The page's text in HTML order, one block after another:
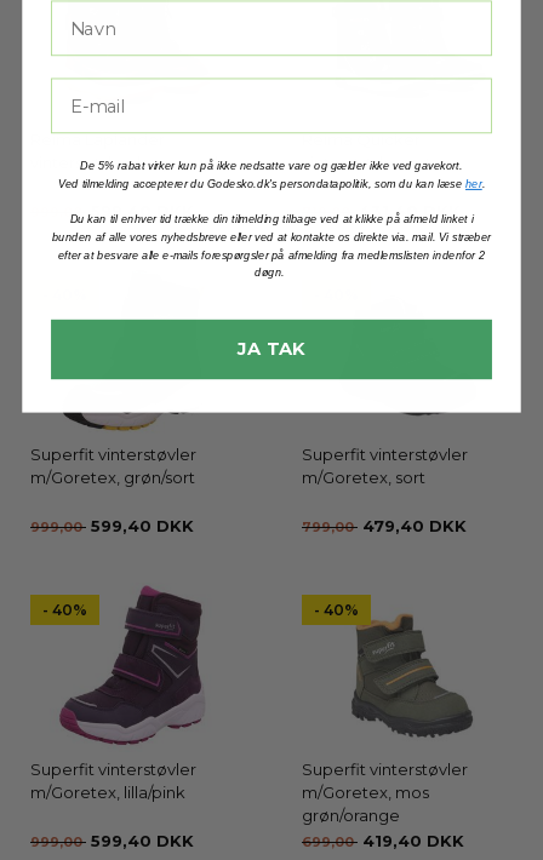
Reima Laplander
vinterstøvle, deep purple
999,00 599,40 DKK
Reima Quicker
vinterstøvle, sort
719,00 431,40 DKK
Superfit vinterstøvler
m/Goretex, grøn/sort
999,00 599,40 DKK
Superfit vinterstøvler
m/Goretex, sort
799,00 479,40 DKK
- 40%
Superfit vinterstøvler
m/Goretex, lilla/pink
999,00 599,40 DKK
- 40%
Superfit vinterstøvler
m/Goretex, mos
grøn/orange
699,00 419,40 DKK
De 5% rabat virker kun på ikke nedsatte vare og gælder ikke ved gavekort.
Ved tilmelding accepterer du Godesko.dk's persondatapolitik, som du kan læseher.
Du kan til enhver tid trække din tilmelding tilbage ved at klikke på afmeld linket i
bunden af alle vores nyhedsbreve eller ved at kontakte os direkte via. mail. Vi stræber
efter at besvare alle e-mails forespørgsler på afmelding fra medlemslisten indenfor 2
døgn.
JA TAK